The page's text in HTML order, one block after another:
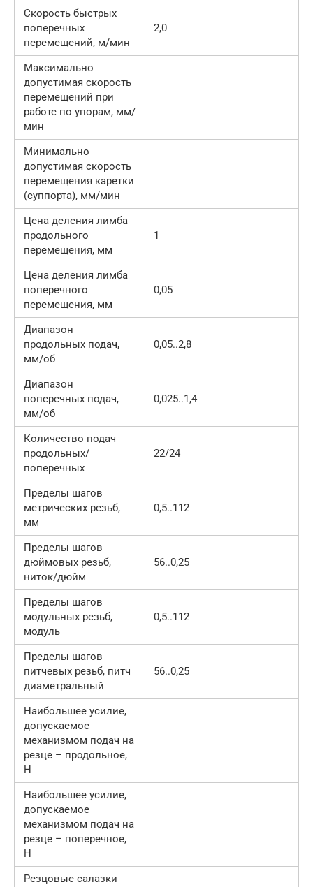
Скорость быстрых
поперечных
перемещений, м/мин
2,0
Максимально
допустимая скорость
перемещений при
работе по упорам, мм/
мин
Минимально
допустимая скорость
перемещения каретки
(суппорта), мм/мин
Цена деления лимба
продольного
перемещения, мм
1
Цена деления лимба
поперечного
перемещения, мм
0,05
Диапазон
продольных подач,
мм/об
0,05..2,8
Диапазон
поперечных подач,
мм/об
0,025..1,4
Количество подач
продольных/
поперечных
22/24
Пределы шагов
метрических резьб,
мм
0,5..112
Пределы шагов
дюймовых резьб,
ниток/дюйм
56..0,25
Пределы шагов
модульных резьб,
модуль
0,5..112
Пределы шагов
питчевых резьб, питч
диаметральный
56..0,25
Наибольшее усилие,
допускаемое
механизмом подач на
резце – продольное,
Н
Наибольшее усилие,
допускаемое
механизмом подач на
резце – поперечное,
Н
Резцовые салазки